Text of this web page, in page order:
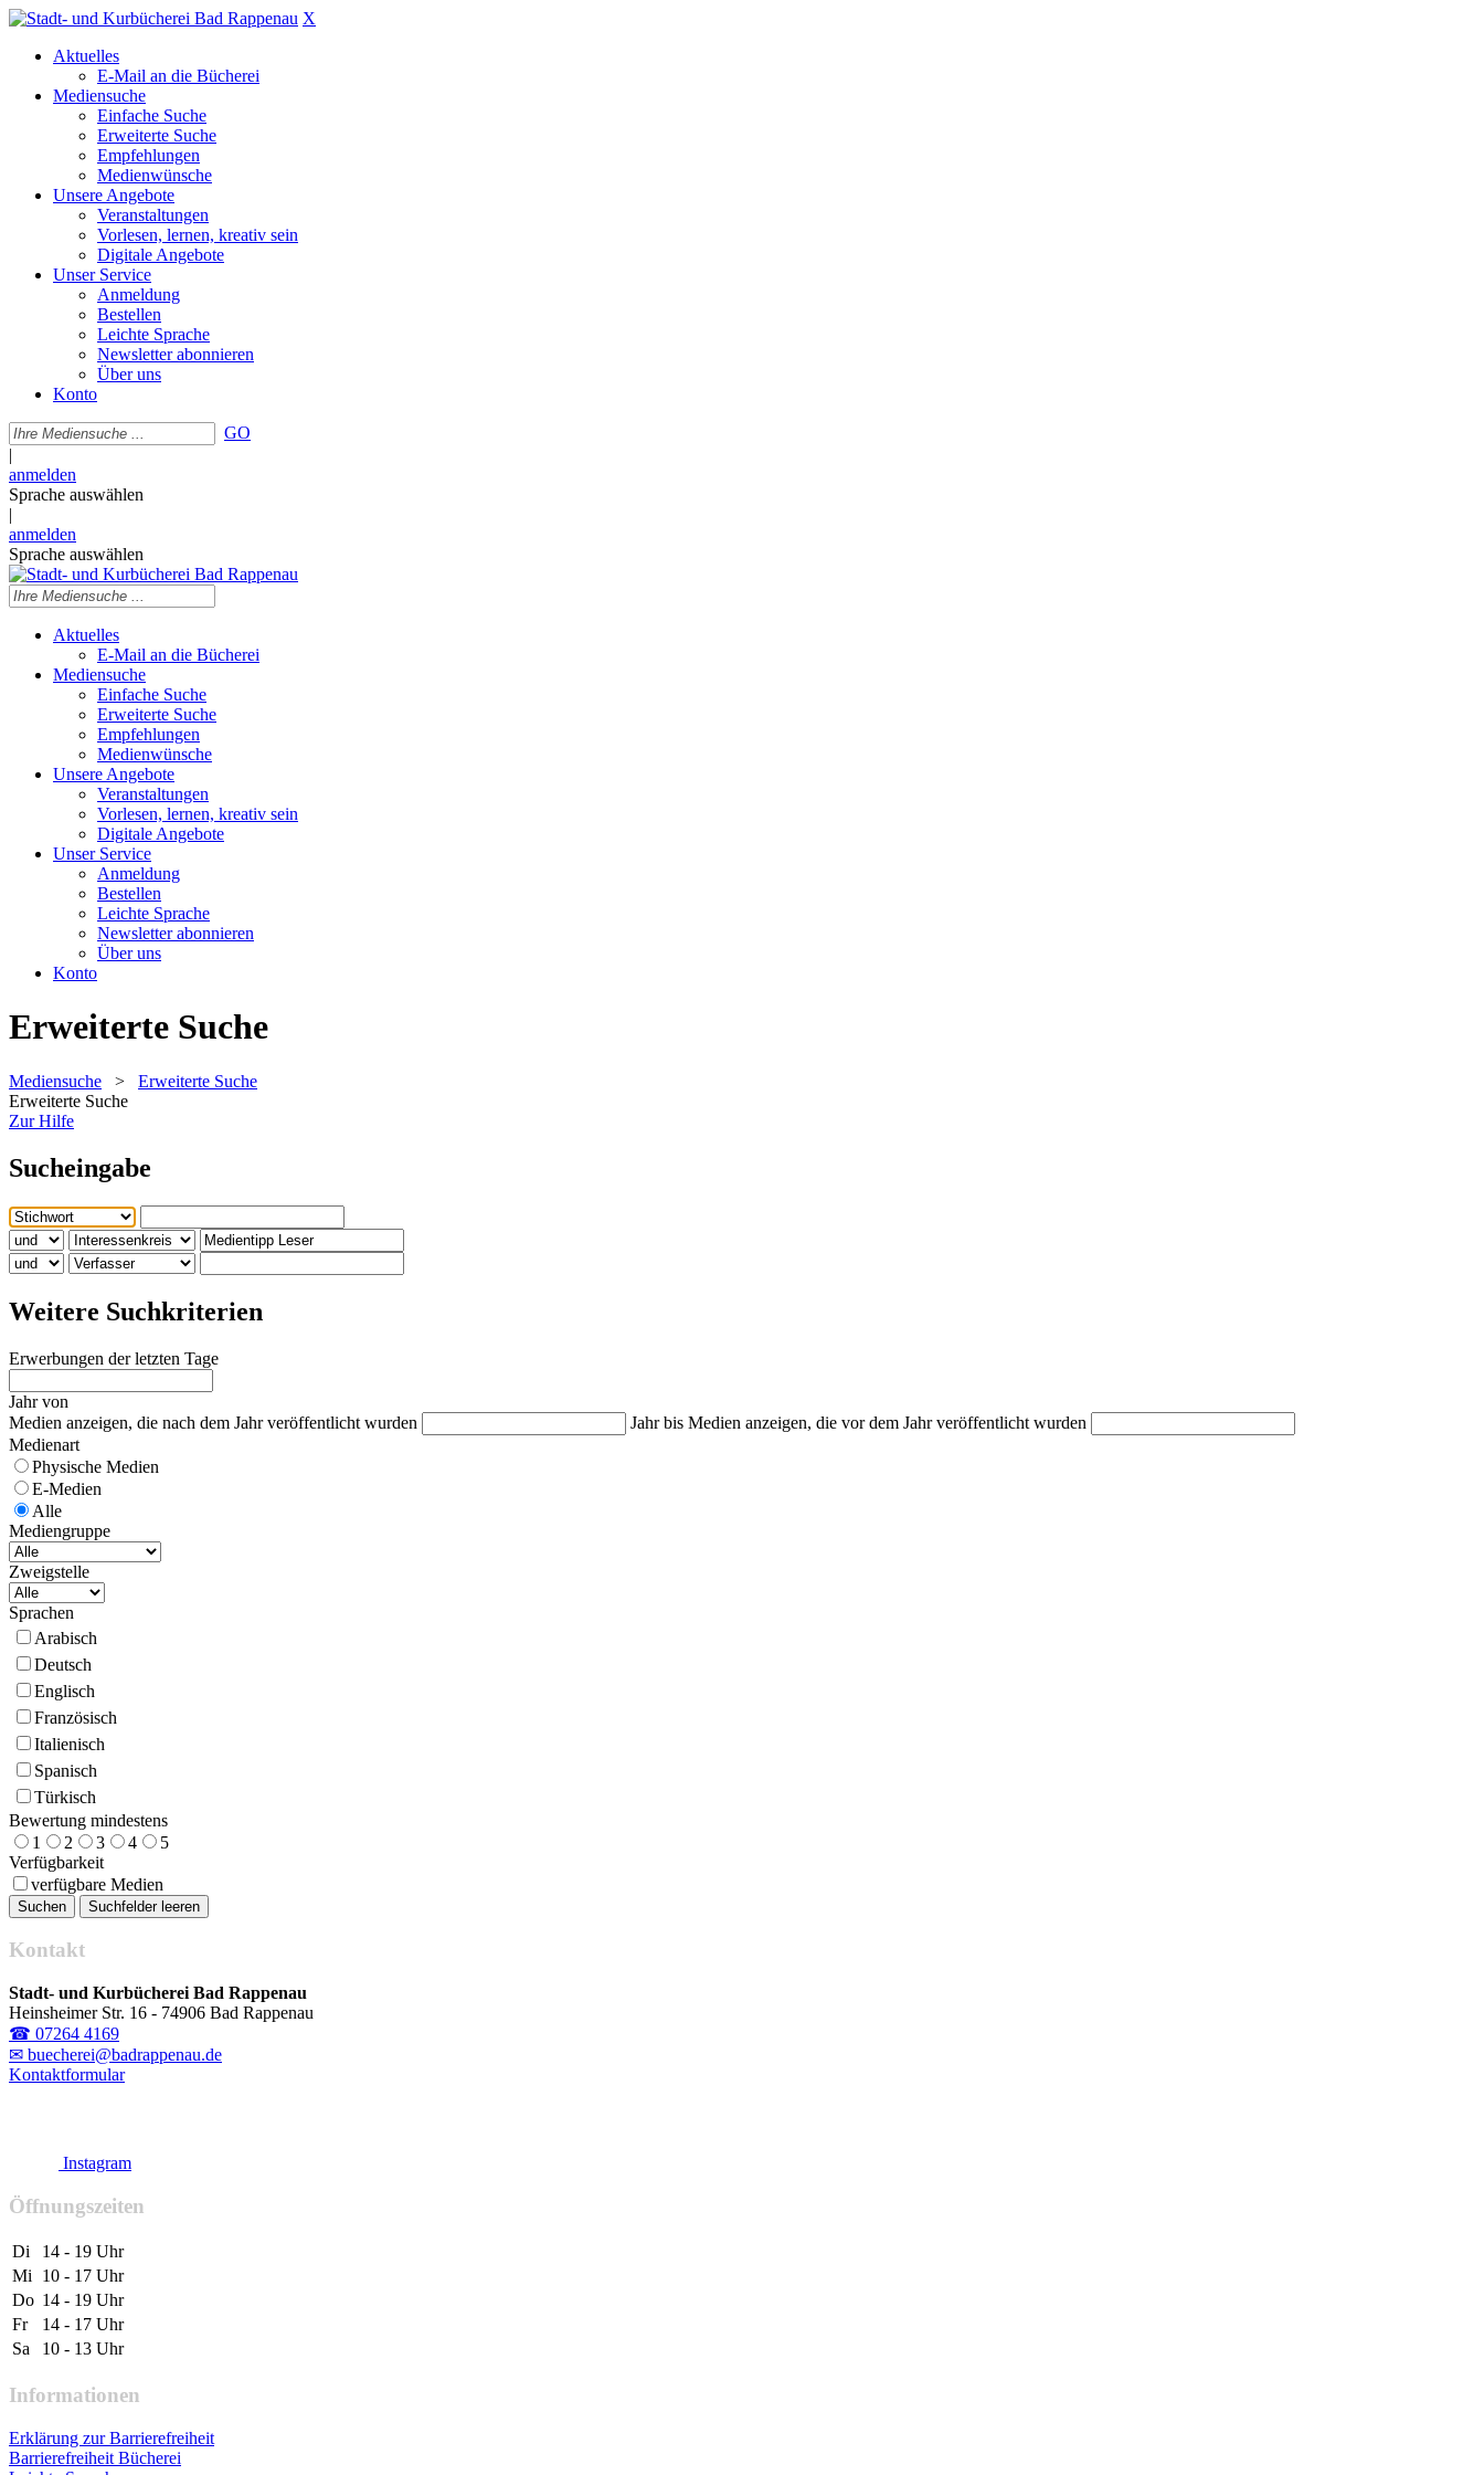
X
Aktuelles
E-Mail an die Bücherei
Mediensuche
Einfache Suche
Erweiterte Suche
Empfehlungen
Medienwünsche
Unsere Angebote
Veranstaltungen
Vorlesen, lernen, kreativ sein
Digitale Angebote
Unser Service
Anmeldung
Bestellen
Leichte Sprache
Newsletter abonnieren
Über uns
Konto
GO
|
anmelden
Sprache auswählen
|
anmelden
Sprache auswählen
Aktuelles
E-Mail an die Bücherei
Mediensuche
Einfache Suche
Erweiterte Suche
Empfehlungen
Medienwünsche
Unsere Angebote
Veranstaltungen
Vorlesen, lernen, kreativ sein
Digitale Angebote
Unser Service
Anmeldung
Bestellen
Leichte Sprache
Newsletter abonnieren
Über uns
Konto
Erweiterte Suche
Mediensuche > Erweiterte Suche
Erweiterte Suche
Zur Hilfe
Sucheingabe
Weitere Suchkriterien
Erwerbungen der letzten Tage
Jahr von
Medien anzeigen, die nach dem Jahr veröffentlicht wurden
Jahr bis Medien anzeigen, die vor dem Jahr veröffentlicht wurden
Medienart
Physische Medien
E-Medien
Alle
Mediengruppe
Zweigstelle
Sprachen
Arabisch
Deutsch
Englisch
Französisch
Italienisch
Spanisch
Türkisch
Bewertung mindestens
1
2 3 4
5
Verfügbarkeit
verfügbare Medien
Kontakt
Stadt- und Kurbücherei Bad Rappenau
Heinsheimer Str. 16 - 74906 Bad Rappenau
☎ 07264 4169
✉ buecherei@badrappenau.de
Kontaktformular
Instagram
Öffnungszeiten
Di
14 - 19 Uhr
Mi
10 - 17 Uhr
Do 14 - 19 Uhr
Fr
14 - 17 Uhr
Sa
10 - 13 Uhr
Informationen
Erklärung zur Barrierefreiheit
Barrierefreiheit Bücherei